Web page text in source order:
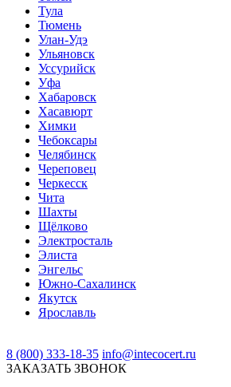
Тула
Тюмень
Улан-Удэ
Ульяновск
Уссурийск
Уфа
Хабаровск
Хасавюрт
Химки
Чебоксары
Челябинск
Череповец
Черкесск
Чита
Шахты
Щёлково
Электросталь
Элиста
Энгельс
Южно-Сахалинск
Якутск
Ярославль
8 (800) 333-18-35 info@intecocert.ru
ЗАКАЗАТЬ ЗВОНОК